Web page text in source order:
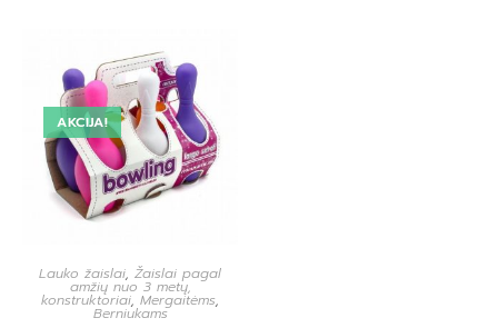
AKCIJA!
Lauko žaislai, Žaislai pagal
amžių nuo 3 metų,
konstruktoriai, Mergaitėms,
Berniukams